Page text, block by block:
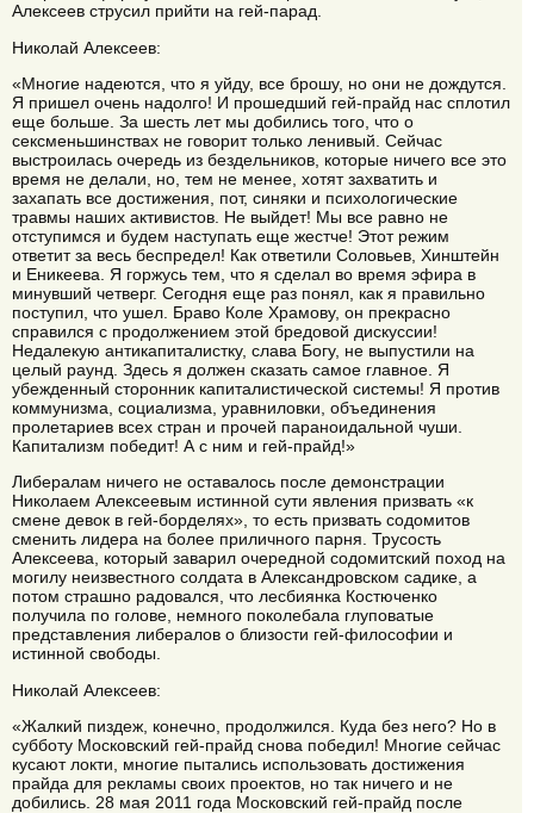
Алексеев струсил прийти на гей-парад.
Николай Алексеев:
«Многие надеются, что я уйду, все брошу, но они не дождутся.
Я пришел очень надолго! И прошедший гей-прайд нас сплотил
еще больше. За шесть лет мы добились того, что о
сексменьшинствах не говорит только ленивый. Сейчас
выстроилась очередь из бездельников, которые ничего все это
время не делали, но, тем не менее, хотят захватить и
захапать все достижения, пот, синяки и психологические
травмы наших активистов. Не выйдет! Мы все равно не
отступимся и будем наступать еще жестче! Этот режим
ответит за весь беспредел! Как ответили Соловьев, Хинштейн
и Еникеева. Я горжусь тем, что я сделал во время эфира в
минувший четверг. Сегодня еще раз понял, как я правильно
поступил, что ушел. Браво Коле Храмову, он прекрасно
справился с продолжением этой бредовой дискуссии!
Недалекую антикапиталистку, слава Богу, не выпустили на
целый раунд. Здесь я должен сказать самое главное. Я
убежденный сторонник капиталистической системы! Я против
коммунизма, социализма, уравниловки, объединения
пролетариев всех стран и прочей параноидальной чуши.
Капитализм победит! А с ним и гей-прайд!»
Либералам ничего не оставалось после демонстрации
Николаем Алексеевым истинной сути явления призвать «к
смене девок в гей-борделях», то есть призвать содомитов
сменить лидера на более приличного парня. Трусость
Алексеева, который заварил очередной содомитский поход на
могилу неизвестного солдата в Александровском садике, а
потом страшно радовался, что лесбиянка Костюченко
получила по голове, немного поколебала глуповатые
представления либералов о близости гей-философии и
истинной свободы.
Николай Алексеев:
«Жалкий пиздеж, конечно, продолжился. Куда без него? Но в
субботу Московский гей-прайд снова победил! Многие сейчас
кусают локти, многие пытались использовать достижения
прайда для рекламы своих проектов, но так ничего и не
добились. 28 мая 2011 года Московский гей-прайд после